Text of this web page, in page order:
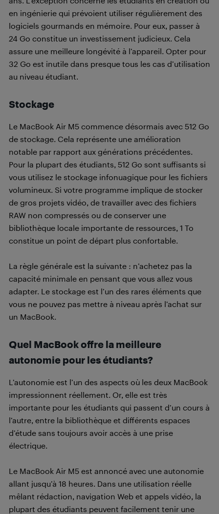
en ingénierie qui prévoient utiliser régulièrement des
logiciels gourmands en mémoire. Pour eux, passer à
24 Go constitue un investissement judicieux. Cela
assure une meilleure longévité à l’appareil. Opter pour
32 Go est inutile dans presque tous les cas d’utilisation
au niveau étudiant.
Stockage
Le MacBook Air M5 commence désormais avec 512 Go
de stockage. Cela représente une amélioration
notable par rapport aux générations précédentes.
Pour la plupart des étudiants, 512 Go sont suffisants si
vous utilisez le stockage infonuagique pour les fichiers
volumineux. Si votre programme implique de stocker
de gros projets vidéo, de travailler avec des fichiers
RAW non compressés ou de conserver une
bibliothèque locale importante de ressources, 1 To
constitue un point de départ plus confortable.
La règle générale est la suivante : n’achetez pas la
capacité minimale en pensant que vous allez vous
adapter. Le stockage est l’un des rares éléments que
vous ne pouvez pas mettre à niveau après l’achat sur
un MacBook.
Quel MacBook offre la meilleure
autonomie pour les étudiants?
L’autonomie est l’un des aspects où les deux MacBook
impressionnent réellement. Or, elle est très
importante pour les étudiants qui passent d’un cours à
l’autre, entre la bibliothèque et différents espaces
d’étude sans toujours avoir accès à une prise
électrique.
Le MacBook Air M5 est annoncé avec une autonomie
allant jusqu’à 18 heures. Dans une utilisation réelle
mêlant rédaction, navigation Web et appels vidéo, la
plupart des étudiants peuvent facilement tenir une